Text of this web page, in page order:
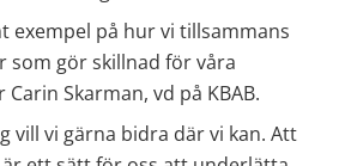
exempel på hur vi tillsammans
som gör skillnad för våra
Skarman, vd på KBAB.
vill vi gärna bidra där vi kan. Att